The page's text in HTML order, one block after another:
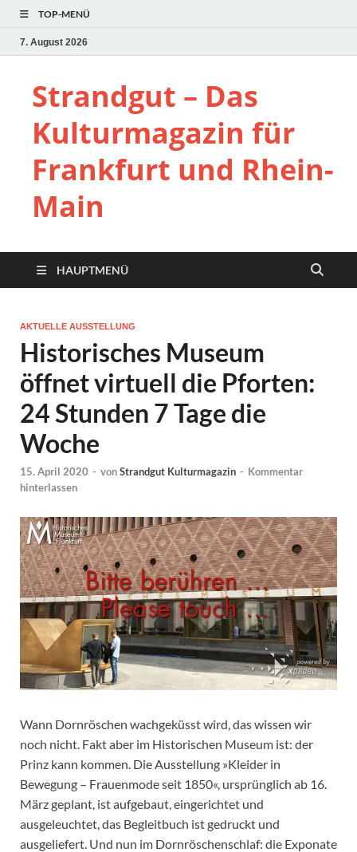
TOP-MENÜ
7. August 2026
Strandgut – Das
Kulturmagazin für
Frankfurt und Rhein-
Main
HAUPTMENÜ
AKTUELLE AUSSTELLUNG
Historisches Museum
öffnet virtuell die Pforten:
24 Stunden 7 Tage die
Woche
15. April 2020 - vonStrandgut Kulturmagazin - Kommentar
hinterlassen
Wann Dornröschen wachgeküsst wird, das wissen wir
noch nicht. Fakt aber im Historischen Museum ist: der
Prinz kann kommen. Die Ausstellung »Kleider in
Bewegung – Frauenmode seit 1850«, ursprünglich ab 16.
März geplant, ist aufgebaut, eingerichtet und
ausgeleuchtet, das Begleitbuch ist gedruckt und
ausgeliefert. Und nun im Dornröschenschlaf: die Exponate